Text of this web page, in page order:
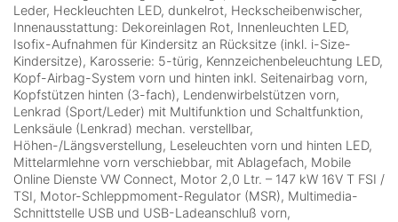
Leder, Heckleuchten LED, dunkelrot, Heckscheibenwischer,
Innenausstattung: Dekoreinlagen Rot, Innenleuchten LED,
Isofix-Aufnahmen für Kindersitz an Rücksitze (inkl. i-Size-
Kindersitze), Karosserie: 5-türig, Kennzeichenbeleuchtung LED,
Kopf-Airbag-System vorn und hinten inkl. Seitenairbag vorn,
Kopfstützen hinten (3-fach), Lendenwirbelstützen vorn,
Lenkrad (Sport/Leder) mit Multifunktion und Schaltfunktion,
Lenksäule (Lenkrad) mechan. verstellbar,
Höhen-/Längsverstellung, Leseleuchten vorn und hinten LED,
Mittelarmlehne vorn verschiebbar, mit Ablagefach, Mobile
Online Dienste VW Connect, Motor 2,0 Ltr. – 147 kW 16V T FSI /
TSI, Motor-Schleppmoment-Regulator (MSR), Multimedia-
Schnittstelle USB und USB-Ladeanschluß vorn,